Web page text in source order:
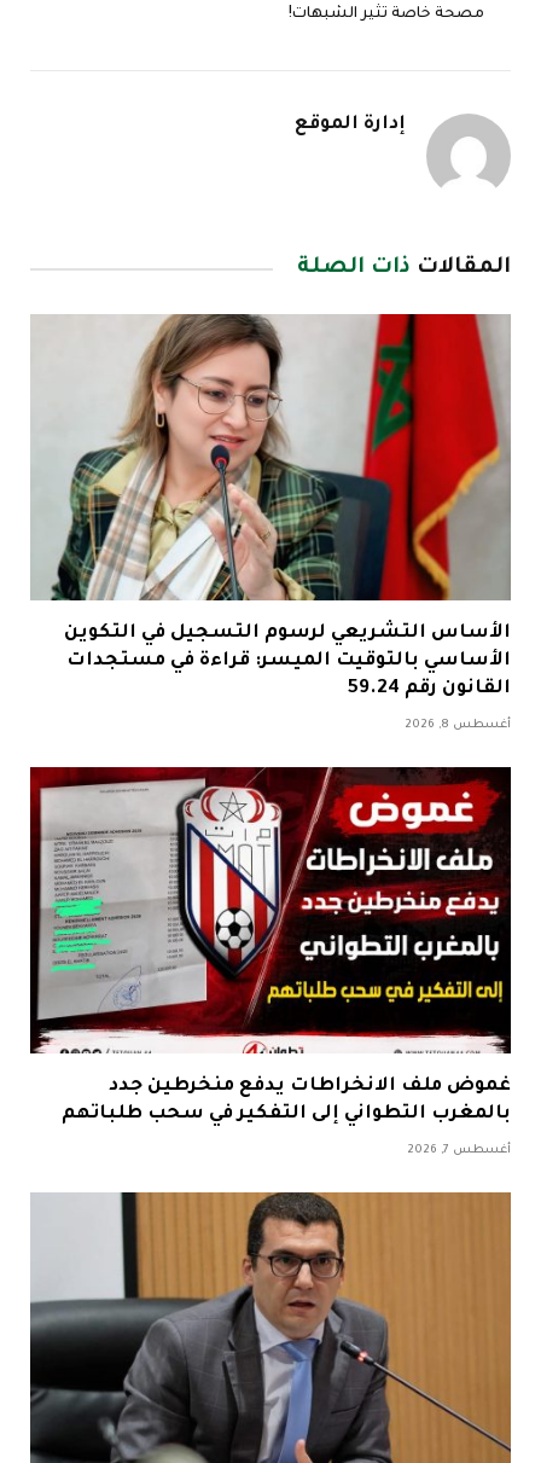
مصحة خاصة تثير الشبهات!
إدارة الموقع
المقالات ذات الصلة
الأساس التشريعي لرسوم التسجيل في التكوين
الأساسي بالتوقيت الميسر: قراءة في مستجدات
القانون رقم 59.24
أغسطس 8, 2026
غموض ملف الانخراطات يدفع منخرطين جدد
بالمغرب التطواني إلى التفكير في سحب طلباتهم
أغسطس 7, 2026